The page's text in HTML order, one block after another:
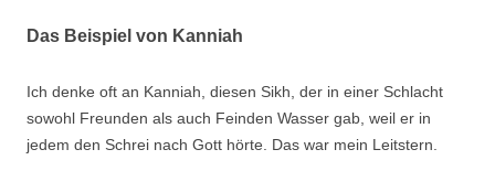
Das Beispiel von Kanniah
Ich denke oft an Kanniah, diesen Sikh, der in einer Schlacht
sowohl Freunden als auch Feinden Wasser gab, weil er in
jedem den Schrei nach Gott hörte. Das war mein Leitstern.